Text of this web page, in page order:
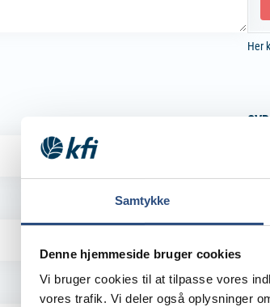
Samtykke
Denne hjemmeside bruger cookies
Vi bruger cookies til at tilpasse vores
vores trafik. Vi deler også oplysninger
Her
CVR.